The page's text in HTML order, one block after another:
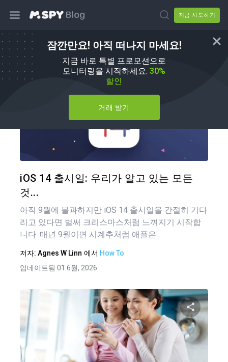
지금 시도하기
잠깐만요! 아직 떠나지 마세요!
지금 바로 특별 프로모션으로
모니터링을 시작하세요. 30%
할인
거래 받기
방법
iOS 14 출시일: 우리가 알고 있는 모든
것...
아직 9월에 불과하지만 iOS 14 출시일을 간절히 기다
리고 있다면 벌써 크리스마스처럼 느껴지기 시작합
니다. 매년 9월이면 시계추처럼 애플은...
저자: Agnes W Linn 에서 How To
업데이트됨 01 6월, 2026
이 기